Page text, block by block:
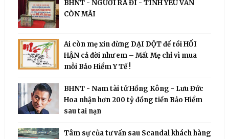
BHNT - NGƯỜI RA ĐI - TÌNH YÊU VẪN
CÒN MÃI
Ai còn mẹ xin đừng DẠI DỘT để rồi HỐI
HẬN cả đời như em – Mất Mẹ chỉ vì mua
mỗi Bảo Hiểm Y Tế !
BHNT - Nam tài tử Hồng Kông - Lưu Đức
Hoa nhận hơn 200 tỷ đồng tiền Bảo Hiểm
sau tai nạn
Tâm sự của tư vấn sau Scandal khách hàng